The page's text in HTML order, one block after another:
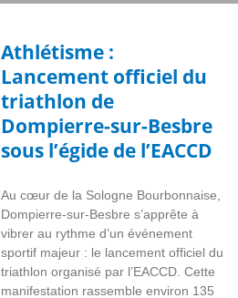
Athlétisme :
Lancement officiel du
triathlon de
Dompierre-sur-Besbre
sous l’égide de l’EACCD
Au cœur de la Sologne Bourbonnaise,
Dompierre-sur-Besbre s’apprête à
vibrer au rythme d’un événement
sportif majeur : le lancement officiel du
triathlon organisé par l’EACCD. Cette
manifestation rassemble environ 135